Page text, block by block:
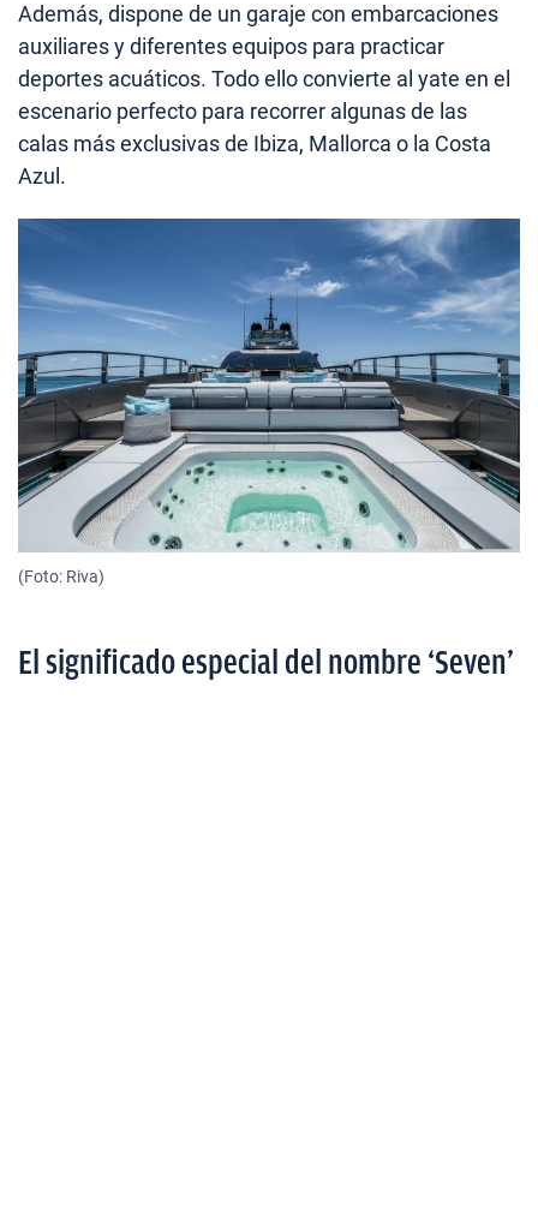
Además, dispone de un garaje con embarcaciones
auxiliares y diferentes equipos para practicar
deportes acuáticos. Todo ello convierte al yate en el
escenario perfecto para recorrer algunas de las
calas más exclusivas de Ibiza, Mallorca o la Costa
Azul.
(Foto: Riva)
El significado especial del nombre ‘Seven’